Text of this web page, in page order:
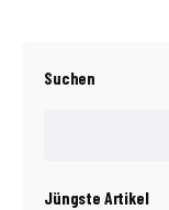
Suchen
Jüngste Artikel